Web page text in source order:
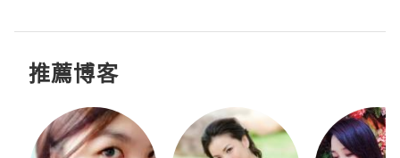
推薦博客